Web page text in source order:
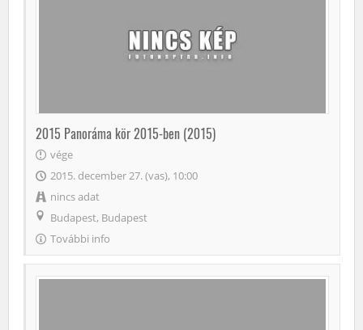
2015 Panoráma kör 2015-ben (2015)
vége
2015. december 27. (vas), 10:00
nincs adat
Budapest, Budapest
További info